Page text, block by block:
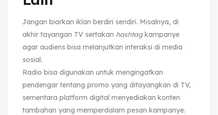
Jangan biarkan iklan berdiri sendiri. Misalnya, di
akhir tayangan TV sertakan hashtagkampanye
agar audiens bisa melanjutkan interaksi di media
sosial.
Radio bisa digunakan untuk mengingatkan
pendengar tentang promo yang ditayangkan di TV,
sementara platform digital menyediakan konten
tambahan yang memperdalam pesan kampanye.